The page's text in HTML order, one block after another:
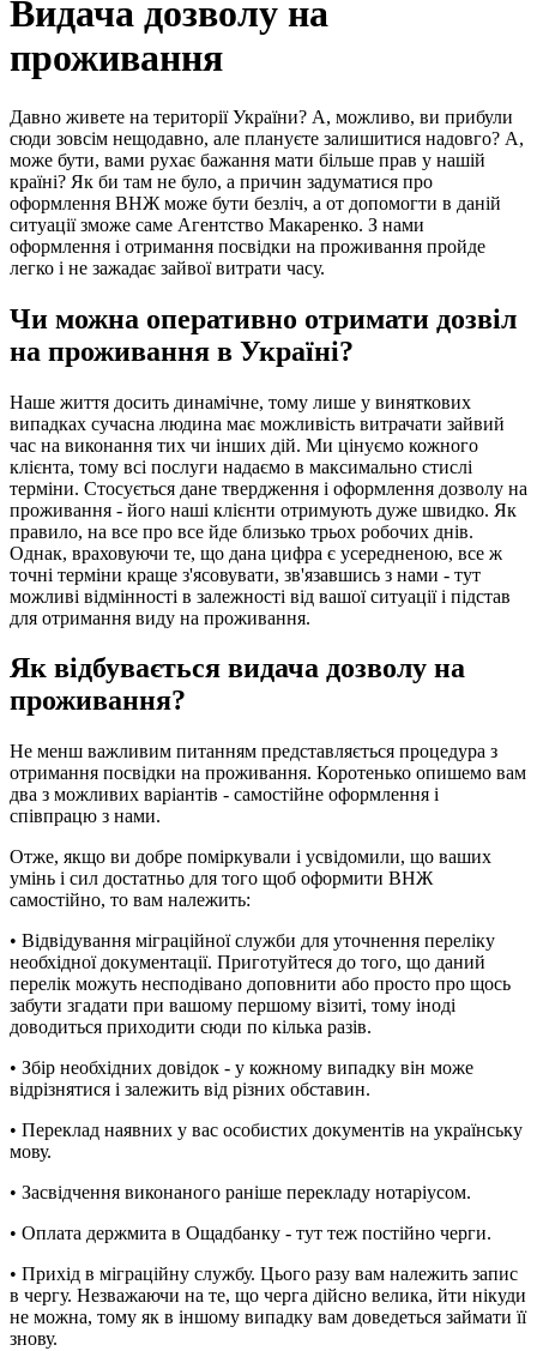
Видача дозволу на
проживання
Давно живете на території України? А, можливо, ви прибули
сюди зовсім нещодавно, але плануєте залишитися надовго? А,
може бути, вами рухає бажання мати більше прав у нашій
країні? Як би там не було, а причин задуматися про
оформлення ВНЖ може бути безліч, а от допомогти в даній
ситуації зможе саме Агентство Макаренко. З нами
оформлення і отримання посвідки на проживання пройде
легко і не зажадає зайвої витрати часу.
Чи можна оперативно отримати дозвіл
на проживання в Україні?
Наше життя досить динамічне, тому лише у виняткових
випадках сучасна людина має можливість витрачати зайвий
час на виконання тих чи інших дій. Ми цінуємо кожного
клієнта, тому всі послуги надаємо в максимально стислі
терміни. Стосується дане твердження і оформлення дозволу на
проживання - його наші клієнти отримують дуже швидко. Як
правило, на все про все йде близько трьох робочих днів.
Однак, враховуючи те, що дана цифра є усередненою, все ж
точні терміни краще з'ясовувати, зв'язавшись з нами - тут
можливі відмінності в залежності від вашої ситуації і підстав
для отримання виду на проживання.
Як відбувається видача дозволу на
проживання?
Не менш важливим питанням представляється процедура з
отримання посвідки на проживання. Коротенько опишемо вам
два з можливих варіантів - самостійне оформлення і
співпрацю з нами.
Отже, якщо ви добре поміркували і усвідомили, що ваших
умінь і сил достатньо для того щоб оформити ВНЖ
самостійно, то вам належить:
• Відвідування міграційної служби для уточнення переліку
необхідної документації. Приготуйтеся до того, що даний
перелік можуть несподівано доповнити або просто про щось
забути згадати при вашому першому візиті, тому іноді
доводиться приходити сюди по кілька разів.
• Збір необхідних довідок - у кожному випадку він може
відрізнятися і залежить від різних обставин.
• Переклад наявних у вас особистих документів на українську
мову.
• Засвідчення виконаного раніше перекладу нотаріусом.
• Оплата держмита в Ощадбанку - тут теж постійно черги.
• Прихід в міграційну службу. Цього разу вам належить запис
в чергу. Незважаючи на те, що черга дійсно велика, йти нікуди
не можна, тому як в іншому випадку вам доведеться займати її
знову.